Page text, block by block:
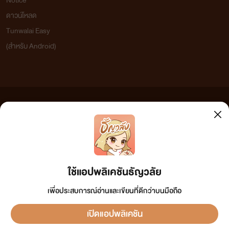
ใช้แอปพลิเคชันธัญวลัย
เพื่อประสบการณ์อ่านและเขียนที่ดีกว่าบนมือถือ
เปิดแอปพลิเคชัน
ดาวน์โหลด
Tunwalai Easy
(สำหรับ Android)
เว็บไซต์แห่งนี้ไม่ได้เห็นด้วยและไม่ขอรับผิดชอบต่อข้อความใดๆ ทั้งสิ้น ดังนั้นผู้อ่านทุกท่านโปรดใช้
วิจารณญาณในการกลั่นกรองด้วยตนเอง และหากท่านพบข้อความใดๆ ที่ขัดต่อกฎหมายและศีลธรรม
กรุณาแจ้งมาที่ tunwalai@ookbee.com เพื่อทีมงานจะได้ดำเนินการในทันที ทั้งนี้ ทางเว็บไซต์ขอสงวน
ลิขสิทธิ์ตามพระราชบัญญัติลิขสิทธิ์ (ฉบับเพิ่มเติม) พ.ศ.2558